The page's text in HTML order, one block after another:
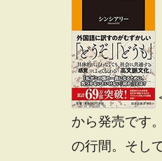
から発売です
の行間。そし